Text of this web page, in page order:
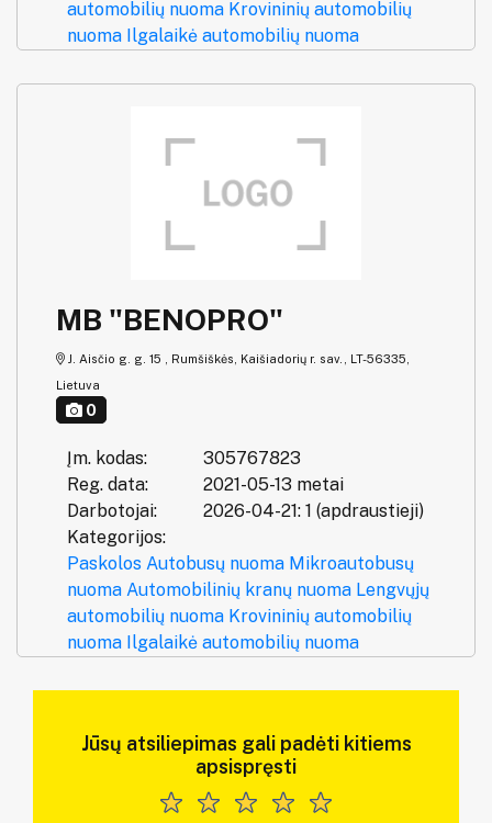
automobilių nuoma Krovininių automobilių
nuoma Ilgalaikė automobilių nuoma
MB "BENOPRO"
J. Aisčio g. g. 15 , Rumšiškės, Kaišiadorių r. sav., LT-56335,
Lietuva
0
Įm. kodas:
305767823
Reg. data:
2021-05-13 metai
Darbotojai:
2026-04-21: 1 (apdraustieji)
Kategorijos:
Paskolos Autobusų nuoma Mikroautobusų
nuoma Automobilinių kranų nuoma Lengvųjų
automobilių nuoma Krovininių automobilių
nuoma Ilgalaikė automobilių nuoma
Jūsų atsiliepimas gali padėti kitiems
apsispręsti